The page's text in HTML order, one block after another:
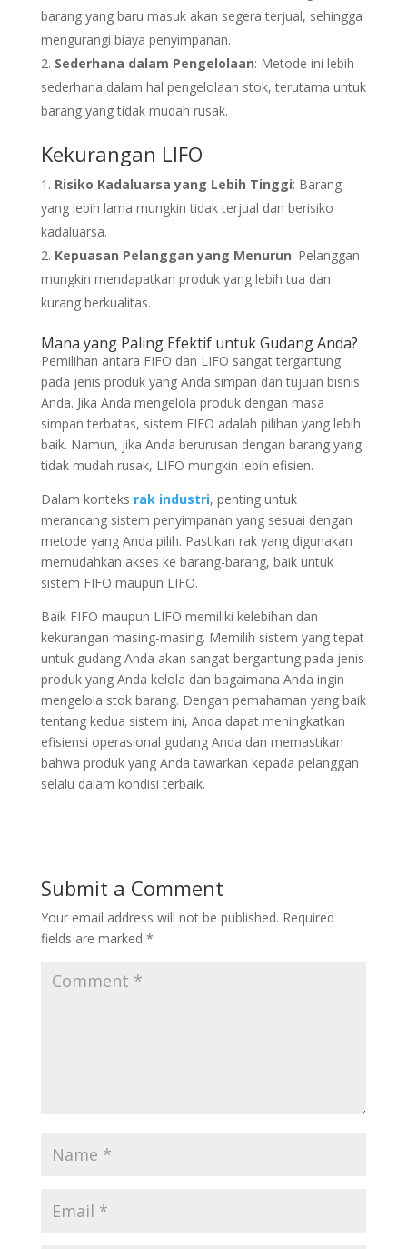
barang yang baru masuk akan segera terjual, sehingga
mengurangi biaya penyimpanan.
Sederhana dalam Pengelolaan: Metode ini lebih
sederhana dalam hal pengelolaan stok, terutama untuk
barang yang tidak mudah rusak.
Kekurangan LIFO
Risiko Kadaluarsa yang Lebih Tinggi: Barang
yang lebih lama mungkin tidak terjual dan berisiko
kadaluarsa.
Kepuasan Pelanggan yang Menurun: Pelanggan
mungkin mendapatkan produk yang lebih tua dan
kurang berkualitas.
Mana yang Paling Efektif untuk Gudang Anda?
Pemilihan antara FIFO dan LIFO sangat tergantung
pada jenis produk yang Anda simpan dan tujuan bisnis
Anda. Jika Anda mengelola produk dengan masa
simpan terbatas, sistem FIFO adalah pilihan yang lebih
baik. Namun, jika Anda berurusan dengan barang yang
tidak mudah rusak, LIFO mungkin lebih efisien.
Dalam konteks rak industri, penting untuk
merancang sistem penyimpanan yang sesuai dengan
metode yang Anda pilih. Pastikan rak yang digunakan
memudahkan akses ke barang-barang, baik untuk
sistem FIFO maupun LIFO.
Baik FIFO maupun LIFO memiliki kelebihan dan
kekurangan masing-masing. Memilih sistem yang tepat
untuk gudang Anda akan sangat bergantung pada jenis
produk yang Anda kelola dan bagaimana Anda ingin
mengelola stok barang. Dengan pemahaman yang baik
tentang kedua sistem ini, Anda dapat meningkatkan
efisiensi operasional gudang Anda dan memastikan
bahwa produk yang Anda tawarkan kepada pelanggan
selalu dalam kondisi terbaik.
Submit a Comment
Your email address will not be published. Required
fields are marked *